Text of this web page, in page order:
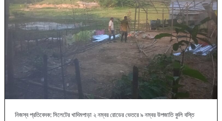
নিজস্ব প্রতিবেদক: সিলেটের খাদিমপাড়া ২ নম্বর রোডের ভেতরে ৯ নম্বর উপজাতি কুলি বস্তি